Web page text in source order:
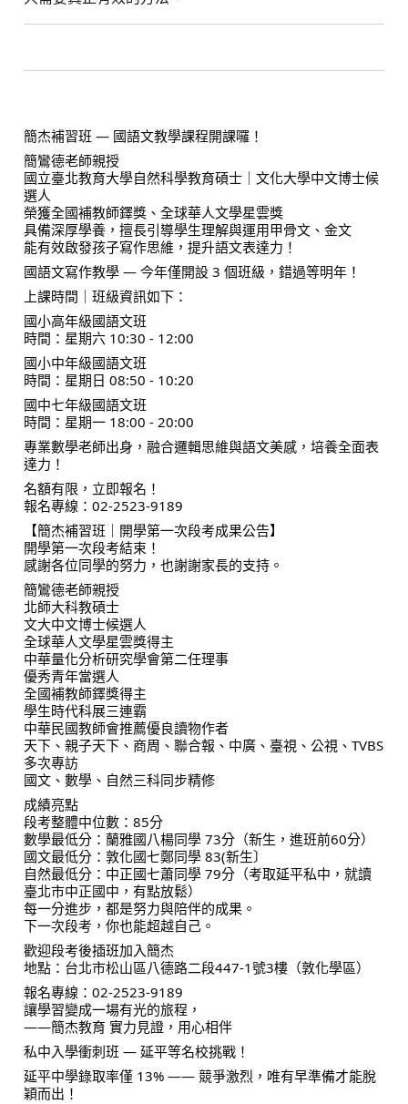
簡杰補習班 — 國語文教學課程開課囉！
簡鸞德老師親授
國立臺北教育大學自然科學教育碩士｜文化大學中文博士候
選人
榮獲全國補教師鐸獎、全球華人文學星雲獎
具備深厚學養，擅長引導學生理解與運用甲骨文、金文
能有效啟發孩子寫作思維，提升語文表達力！
國語文寫作教學 — 今年僅開設 3 個班級，錯過等明年！
上課時間｜班級資訊如下：
國小高年級國語文班
時間：星期六 10:30 - 12:00
國小中年級國語文班
時間：星期日 08:50 - 10:20
國中七年級國語文班
時間：星期一 18:00 - 20:00
專業數學老師出身，融合邏輯思維與語文美感，培養全面表
達力！
名額有限，立即報名！
報名專線：02-2523-9189
【簡杰補習班｜開學第一次段考成果公告】
開學第一次段考結束！
感謝各位同學的努力，也謝謝家長的支持。
簡鸞德老師親授
北師大科教碩士
文大中文博士候選人
全球華人文學星雲獎得主
中華量化分析研究學會第二任理事
優秀青年當選人
全國補教師鐸獎得主
學生時代科展三連霸
中華民國教師會推薦優良讀物作者
天下、親子天下、商周、聯合報、中廣、臺視、公視、TVBS
多次專訪
國文、數學、自然三科同步精修
成績亮點
段考整體中位數：85分
數學最低分：蘭雅國八楊同學 73分（新生，進班前60分）
國文最低分：敦化國七鄭同學 83(新生〕
自然最低分：中正國七蕭同學 79分（考取延平私中，就讀
臺北市中正國中，有點放鬆）
每一分進步，都是努力與陪伴的成果。
下一次段考，你也能超越自己。
歡迎段考後插班加入簡杰
地點：台北市松山區八德路二段447-1號3樓（敦化學區）
報名專線：02-2523-9189
讓學習變成一場有光的旅程，
——簡杰教育 實力見證，用心相伴
私中入學衝刺班 — 延平等名校挑戰！
延平中學錄取率僅 13% —— 競爭激烈，唯有早準備才能脫
穎而出！